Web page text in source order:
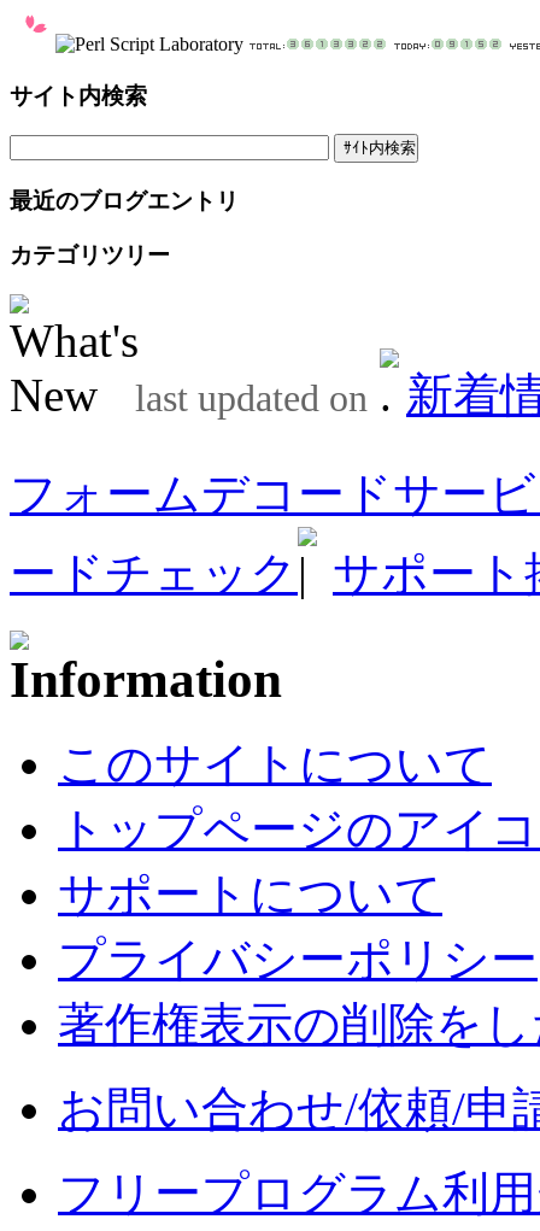
サイト内検索
最近のブログエントリ
カテゴリツリー
last updated on
新着
フォームデコードサー
ードチェック
サポート
このサイトについて
トップページのアイ
サポートについて
プライバシーポリシー
著作権表示の削除を
お問い合わせ/依頼/申
フリープログラム利